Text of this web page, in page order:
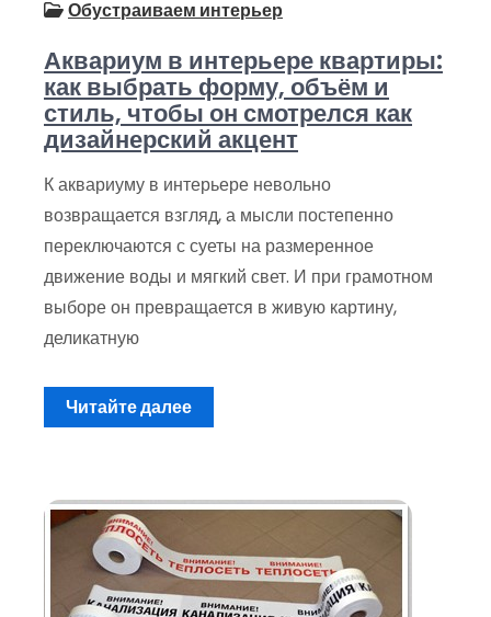
Обустраиваем интерьер
Аквариум в интерьере квартиры:
как выбрать форму, объём и
стиль, чтобы он смотрелся как
дизайнерский акцент
К аквариуму в интерьере невольно
возвращается взгляд, а мысли постепенно
переключаются с суеты на размеренное
движение воды и мягкий свет. И при грамотном
выборе он превращается в живую картину,
деликатную
Читайте далее